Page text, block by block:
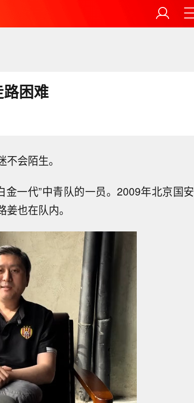
困难
会陌生。
一代”中青队的一员。2009年北京国安
也在队内。